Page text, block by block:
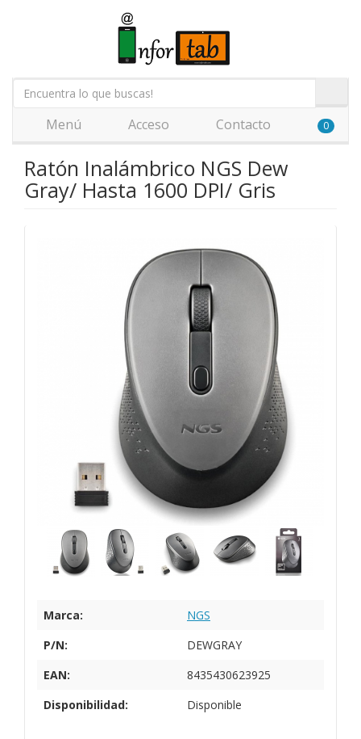
Menú Acceso Contacto 0
Ratón Inalámbrico NGS Dew
Gray/ Hasta 1600 DPI/ Gris
Marca:
NGS
P/N:
DEWGRAY
EAN:
8435430623925
Disponibilidad:
Disponible